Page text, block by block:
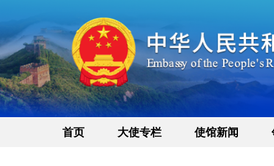
首页 大使专栏 使馆新闻